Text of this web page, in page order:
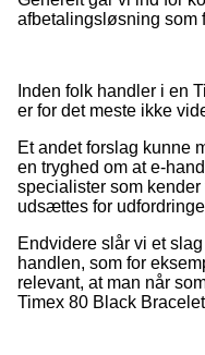
afbetalingsløsning som
Inden folk handler i en
er for det meste ikke
Et andet forslag kunne
en tryghed om at e-
specialister som
udsættes for
Endvidere slår vi et
handlen, som for
relevant, at man når
Timex 80 Black